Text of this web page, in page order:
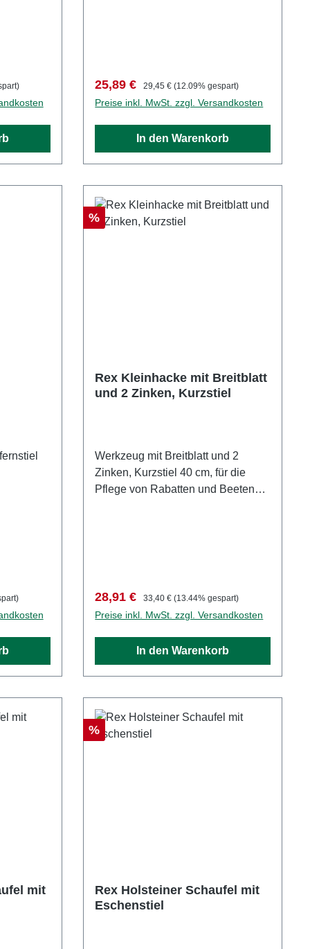
Verkaufspreis:
25,89 € Regulärer Preis:
29,45 € (12.09% gespart)
Preise inkl. MwSt. zzgl. Versandkosten
In den Warenkorb
Rabatt
%
Rex Kleinhacke mit Breitblatt
und 2 Zinken, Kurzstiel
Werkzeug mit Breitblatt und 2
Zinken, Kurzstiel 40 cm, für die
Pflege von Rabatten und Beeten
Verkaufspreis:
28,91 € Regulärer Preis:
33,40 € (13.44% gespart)
Preise inkl. MwSt. zzgl. Versandkosten
In den Warenkorb
mit
Rabatt
%
Rex Holsteiner Schaufel mit
Eschenstiel